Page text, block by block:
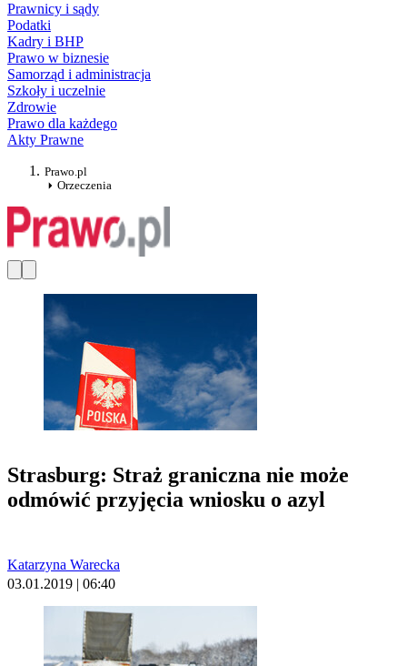
Prawnicy i sądy
Podatki
Kadry i BHP
Prawo w biznesie
Samorząd i administracja
Szkoły i uczelnie
Zdrowie
Prawo dla każdego
Akty Prawne
Prawo.pl
Orzeczenia
Strasburg: Straż graniczna nie może
odmówić przyjęcia wniosku o azyl
Katarzyna Warecka
03.01.2019 | 06:40